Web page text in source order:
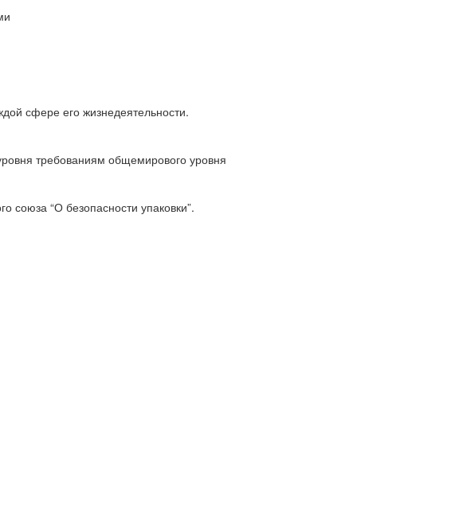
сфере его жизнедеятельности.
требованиям общемирового уровня
союза “О безопасности упаковки”.